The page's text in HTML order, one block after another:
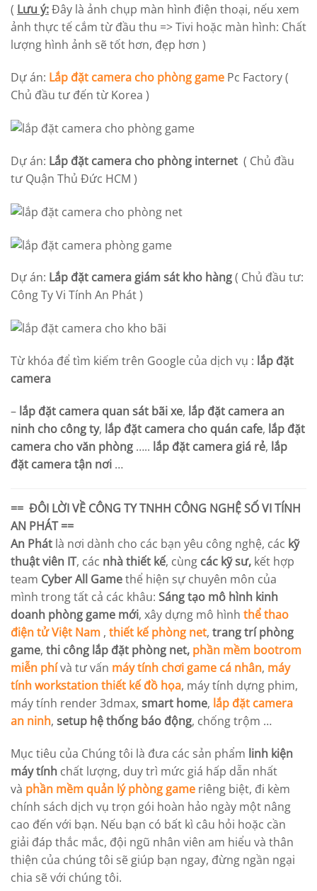
( Lưu ý:Đây là ảnh chụp màn hình điện thoại, nếu xem
ảnh thực tế cắm từ đầu thu => Tivi hoặc màn hình: Chất
lượng hình ảnh sẽ tốt hơn, đẹp hơn )
Dự án: Lắp đặt camera cho phòng game Pc Factory (
Chủ đầu tư đến từ Korea )
Dự án: Lắp đặt camera cho phòng internet ( Chủ đầu
tư Quận Thủ Đức HCM )
Dự án: Lắp đặt camera giám sát kho hàng( Chủ đầu tư:
Công Ty Vi Tính An Phát )
Từ khóa để tìm kiếm trên Google của dịch vụ : lắp đặt
camera
– lắp đặt camera quan sát bãi xe, lắp đặt camera an
ninh cho công ty, lắp đặt camera cho quán cafe, lắp đặt
camera cho văn phòng ….. lắp đặt camera giá rẻ, lắp
đặt camera tận nơi …
== ĐÔI LỜI VỀ CÔNG TY TNHH CÔNG NGHỆ SỐ VI TÍNH
AN PHÁT==
An Phát là nơi dành cho các bạn yêu công nghệ, các kỹ
thuật viên IT, các nhà thiết kế, cùng các kỹ sư, kết hợp
team Cyber All Gamethể hiện sự chuyên môn của
mình trong tất cả các khâu: Sáng tạo mô hình kinh
doanh phòng game mới, xây dựng mô hình thể thao
điện tử Việt Nam , thiết kế phòng net, trang trí phòng
game, thi công lắp đặt phòng net, phần mềm bootrom
miễn phívà tư vấn máy tính chơi game cá nhân, máy
tính workstationthiết kế đồ họa, máy tính dựng phim,
máy tính render 3dmax, smart home, lắp đặt camera
an ninh, setup hệ thống báo động, chống trộm …
Mục tiêu của Chúng tôi là đưa các sản phẩm linh kiện
máy tính chất lượng, duy trì mức giá hấp dẫn nhất
và phần mềm quản lý phòng game riêng biệt, đi kèm
chính sách dịch vụ trọn gói hoàn hảo ngày một nâng
cao đến với bạn. Nếu bạn có bất kì câu hỏi hoặc cần
giải đáp thắc mắc, đội ngũ nhân viên am hiểu và thân
thiện của chúng tôi sẽ giúp bạn ngay, đừng ngần ngại
chia sẽ với chúng tôi.